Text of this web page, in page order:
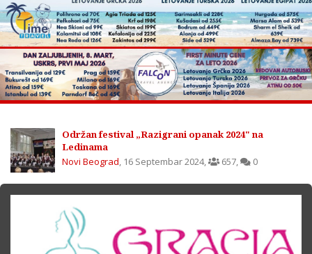
Održan festival „Razigrani opanak 2024" na
Ledinama
Novi Beograd, 16 Septembar 2024, 657, 0